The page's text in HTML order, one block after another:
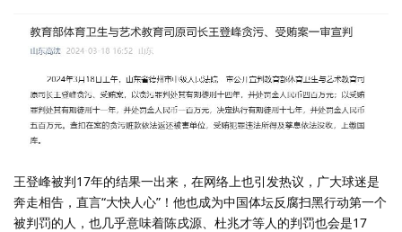
王登峰被判17年的结果一出来，在网络上也引发热议，广大球迷是
奔走相告，直言“大快人心”！他也成为中国体坛反腐扫黑行动第一个
被判罚的人，也几乎意味着陈戌源、杜兆才等人的判罚也会是17